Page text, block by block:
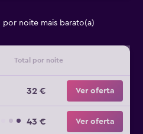
por noite mais barato(a)
Total por noite
32 € Ver oferta
43 € Ver oferta